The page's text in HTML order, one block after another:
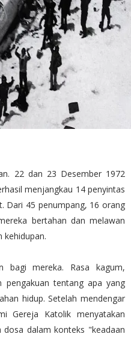
22 dan 23 Desember 1972
menjangkau 14 penyintas
Dari 45 penumpang, 16 orang
bertahan dan melawan
kehidupan.
bagi mereka. Rasa kagum,
pengakuan tentang apa yang
hidup. Setelah mendengar
Gereja Katolik menyatakan
dalam konteks "keadaan